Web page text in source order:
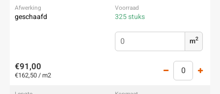
geschaafd 325 stuks
m2
€91,00
€162,50 / m2